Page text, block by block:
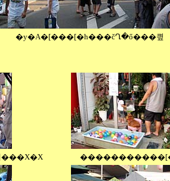
�y�A�[���[�h���čՂ�ő���킢
���X�X